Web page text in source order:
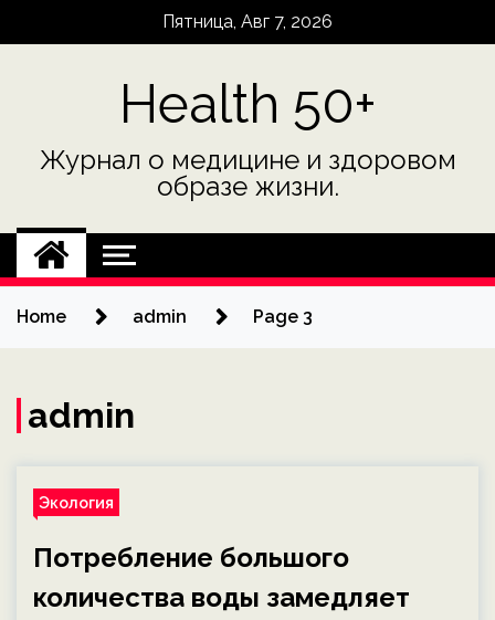
Пятница, Авг 7, 2026
Health 50+
Журнал о медицине и здоровом
образе жизни.
Home admin Page 3
admin
Экология
Потребление большого
количества воды замедляет